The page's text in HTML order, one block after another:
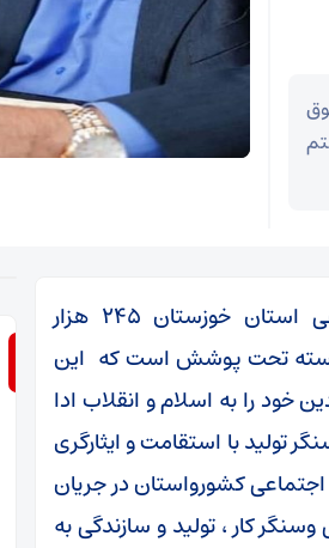
حقوق
احتراماً به استحضار می‌رساند کانون بازنشستگان تأمین اجتماعی استان خوزستان ۲۴۵ هزار
تحت پوشش است که این
خود را به اسلام و انقلاب ادا
۸ سال دفاع مقدس و در سنگر تولید با استقامت و ایثارگری
اجتماعی کشورواستان در جریان
کار ، تولید و سازندگی به